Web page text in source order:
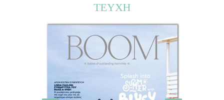
ΤΕΥΧΗ